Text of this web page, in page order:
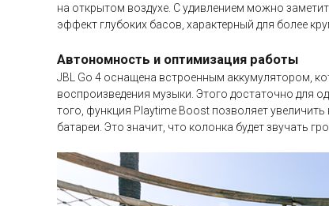
на открытом воздухе. С удивлением можно
эффект глубоких басов, характерный для более
Автономность и оптимизация работы
JBL Go 4 оснащена встроенным аккумулятором,
воспроизведения музыки. Этого достаточно для
того, функция Playtime Boost позволяет
батареи. Это значит, что колонка будет звучать